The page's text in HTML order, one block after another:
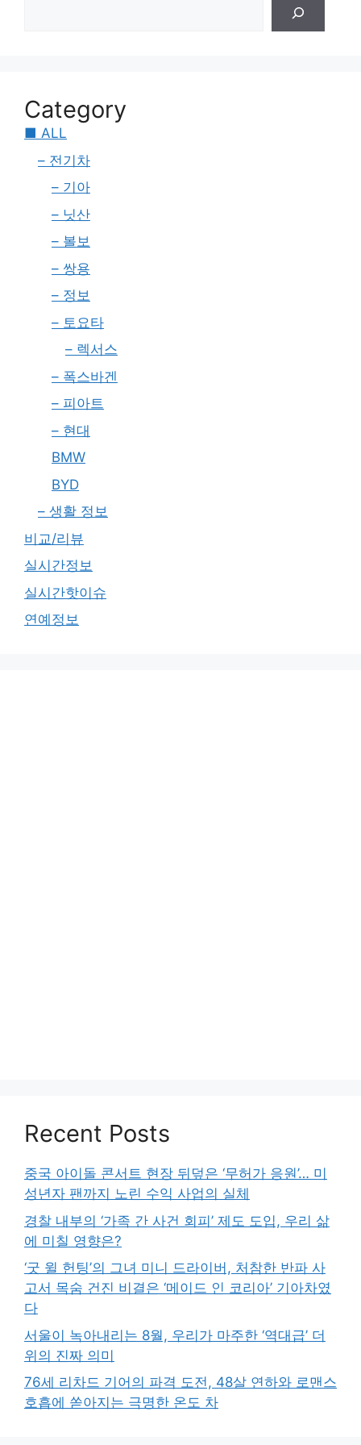
Category
■ ALL
– 전기차
– 기아
– 닛산
– 볼보
– 쌍용
– 정보
– 토요타
– 렉서스
– 폭스바겐
– 피아트
– 현대
BMW
BYD
– 생활 정보
비교/리뷰
실시간정보
실시간핫이슈
연예정보
Recent Posts
중국 아이돌 콘서트 현장 뒤덮은 ‘무허가 응원’… 미
성년자 팬까지 노린 수익 사업의 실체
경찰 내부의 ‘가족 간 사건 회피’ 제도 도입, 우리 삶
에 미칠 영향은?
‘굿 윌 헌팅’의 그녀 미니 드라이버, 처참한 반파 사
고서 목숨 건진 비결은 ‘메이드 인 코리아’ 기아차였
다
서울이 녹아내리는 8월, 우리가 마주한 ‘역대급’ 더
위의 진짜 의미
76세 리차드 기어의 파격 도전, 48살 연하와 로맨스
호흡에 쏟아지는 극명한 온도 차